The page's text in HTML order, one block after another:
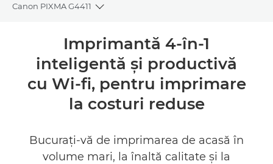
Canon PIXMA G4411
Toggle breadcrumbs
Prezentare generală
Specificaţii
Imprimantă 4-în-1
inteligentă şi productivă
cu Wi-fi, pentru imprimare
la costuri reduse
Bucuraţi-vă de imprimarea de acasă în
volume mari, la înaltă calitate şi la